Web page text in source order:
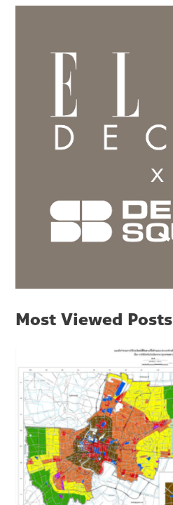
Most Viewed Posts